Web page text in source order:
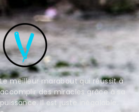
Le meilleur marabout qui réussit à
accomplir des miracles grâce à sa
puissance. Il est juste inégalable.